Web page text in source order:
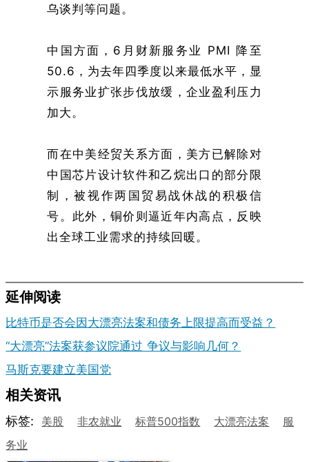
乌谈判等问题。
中国方面，6月财新服务业 PMI 降至
50.6，为去年四季度以来最低水平，显
示服务业扩张步伐放缓，企业盈利压力
加大。
而在中美经贸关系方面，美方已解除对
中国芯片设计软件和乙烷出口的部分限
制，被视作两国贸易战休战的积极信
号。此外，铜价则逼近年内高点，反映
出全球工业需求的持续回暖。
延伸阅读
比特币是否会因大漂亮法案和债务上限提高而受益？
“大漂亮”法案获参议院通过 争议与影响几何？
马斯克要建立美国党
相关资讯
标签: 美股 非农就业 标普500指数 大漂亮法案
服
务业